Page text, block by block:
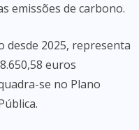
emissões de carbono.
desde 2025, representa
euros
se no Plano